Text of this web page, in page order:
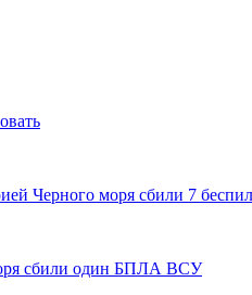
Черного моря сбили 7
сбили один БПЛА ВСУ